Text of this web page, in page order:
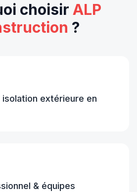
choisir ALP
?
extérieure en
& équipes